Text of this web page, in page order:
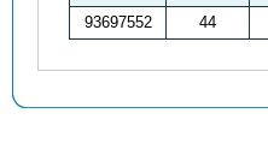
93697552
44